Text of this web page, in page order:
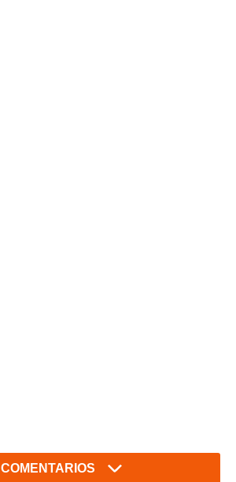
COMENTARIOS